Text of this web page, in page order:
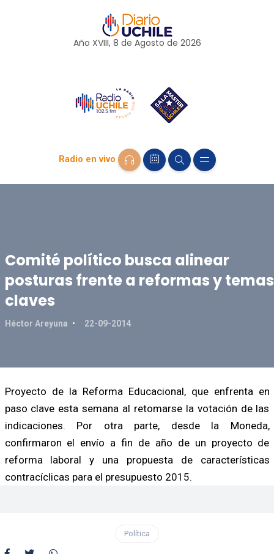
Año XVIII, 8 de Agosto de 2026
Radio en vivo
Comité político busca alinear
posturas frente a reformas y temas
claves
Héctor Areyuna 22-09-2014
Proyecto de la Reforma Educacional, que enfrenta en
paso clave esta semana al retomarse la votación de las
indicaciones. Por otra parte, desde la Moneda,
confirmaron el envío a fin de año de un proyecto de
reforma laboral y una propuesta de características
contracíclicas para el presupuesto 2015.
Política